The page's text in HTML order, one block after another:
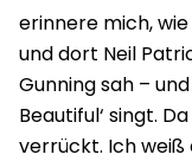
erinnere mich,
und dort Neil
Gunning sah –
Beautiful‘ singt.
verrückt. Ich weiß